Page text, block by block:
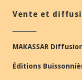
Vente et
MAKASSAR
Éditions